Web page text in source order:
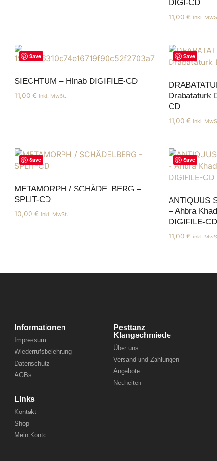
DIGI-CD
11,00 € inkl.
Save
SIECHTUM – Hinab DIGIFILE-CD
11,00 € inkl. MwSt.
Save
Drabataturk
CD
11,00 € inkl.
Save
METAMORPH / SCHÄDELBERG –
SPLIT-CD
10,00 € inkl. MwSt.
Save
ANTIQUUS
– Ahbra
DIGIFILE-CD
11,00 € inkl.
Informationen
Impressum
Wiederrufsbelehrung
Datenschutz
AGBs
Pesttanz
Klangschmiede
Über uns
Versand und Zahlungen
Angebote
Neuheiten
Links
Kontakt
Shop
Mein Konto